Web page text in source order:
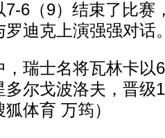
6（9）结束了比赛
迪克上演强强对话
士名将瓦林卡以
尔戈波洛夫，晋级
体育 万筠）